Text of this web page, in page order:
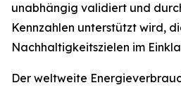
unabhängig validiert und
Kennzahlen unterstützt wird,
Nachhaltigkeitszielen im
Der weltweite